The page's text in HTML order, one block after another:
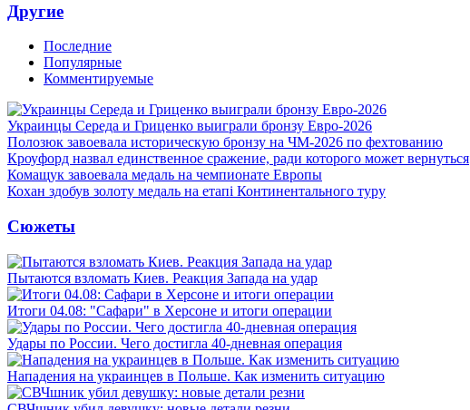
Другие
Последние
Популярные
Комментируемые
Украинцы Середа и Гриценко выиграли бронзу Евро-2026
Полозюк завоевала историческую бронзу на ЧМ-2026 по фехтованию
Кроуфорд назвал единственное сражение, ради которого может вернуться
Комащук завоевала медаль на чемпионате Европы
Кохан здобув золоту медаль на етапі Континентального туру
Сюжеты
Пытаются взломать Киев. Реакция Запада на удар
Итоги 04.08: "Сафари" в Херсоне и итоги операции
Удары по России. Чего достигла 40-дневная операция
Нападения на украинцев в Польше. Как изменить ситуацию